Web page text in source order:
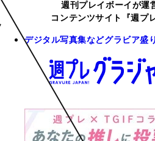
週刊プレイボーイが運
コンテンツサイト『週プ
デジタル写真集などグラビア盛